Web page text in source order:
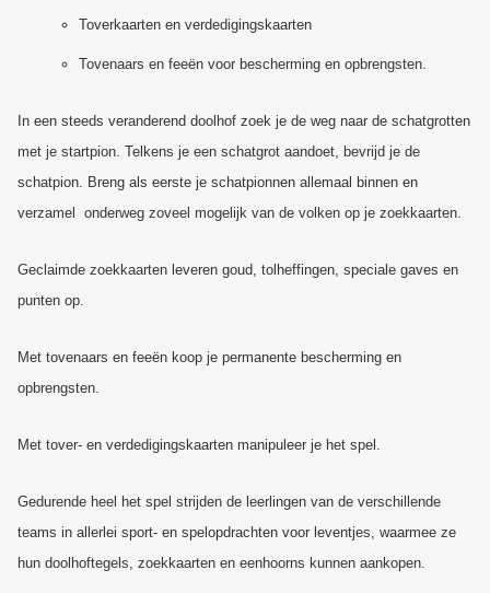
Toverkaarten en verdedigingskaarten
Tovenaars en feeën voor bescherming en opbrengsten.
In een steeds veranderend doolhof zoek je de weg naar de schatgrotten
met je startpion. Telkens je een schatgrot aandoet, bevrijd je de
schatpion. Breng als eerste je schatpionnen allemaal binnen en
verzamel onderweg zoveel mogelijk van de volken op je zoekkaarten.
Geclaimde zoekkaarten leveren goud, tolheffingen, speciale gaves en
punten op.
Met tovenaars en feeën koop je permanente bescherming en
opbrengsten.
Met tover- en verdedigingskaarten manipuleer je het spel.
Gedurende heel het spel strijden de leerlingen van de verschillende
teams in allerlei sport- en spelopdrachten voor leventjes, waarmee ze
hun doolhoftegels, zoekkaarten en eenhoorns kunnen aankopen.